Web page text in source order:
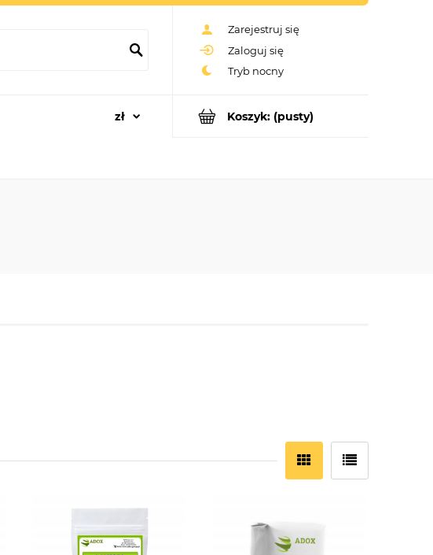
Zarejestruj się
Zaloguj się
Koszyk: (pusty)